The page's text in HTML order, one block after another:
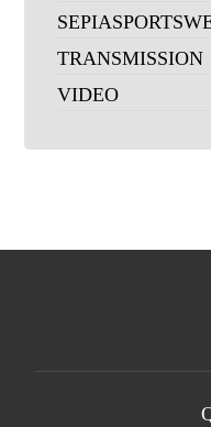
TRANSMISSION
VIDEO